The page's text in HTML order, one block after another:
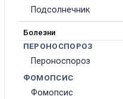
Подсолнечник
Болезни
ПЕРОНОСПОРОЗ
Пероноспороз
ФОМОПСИС
Фомопсис